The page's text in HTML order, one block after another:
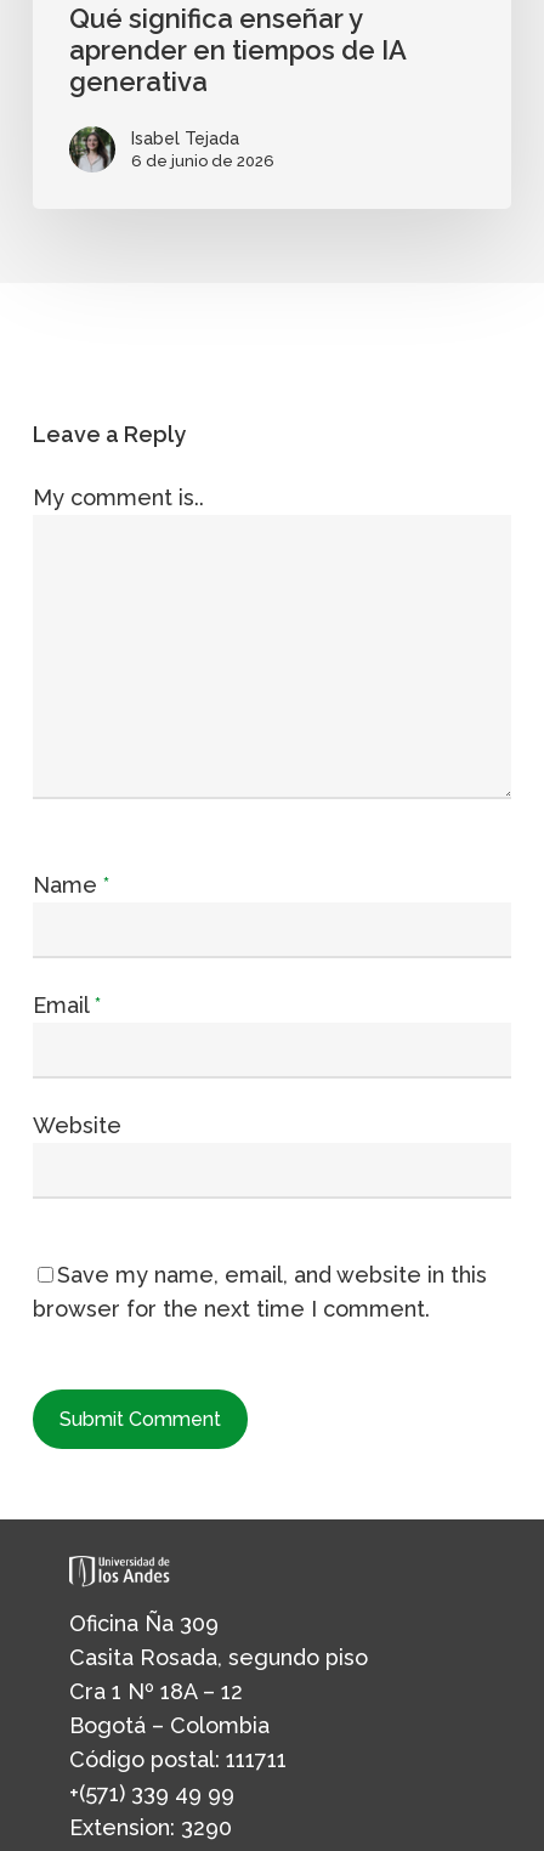
Qué significa enseñar y
aprender en tiempos de IA
generativa
Isabel Tejada
6 de junio de 2026
Leave a Reply
My comment is..
Name *
Email*
Website
Save my name, email, and website in this
browser for the next time I comment.
Oficina Ña 309
Casita Rosada, segundo piso
Cra 1 Nº 18A – 12
Bogotá – Colombia
Código postal: 111711
+(571) 339 49 99
Extension: 3290